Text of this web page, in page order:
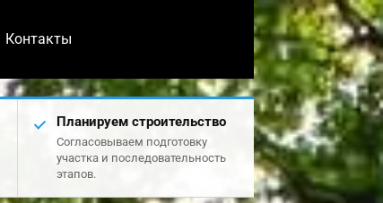
Контакты
Планируем строительство
Согласовываем подготовку
участка и последовательность
этапов.